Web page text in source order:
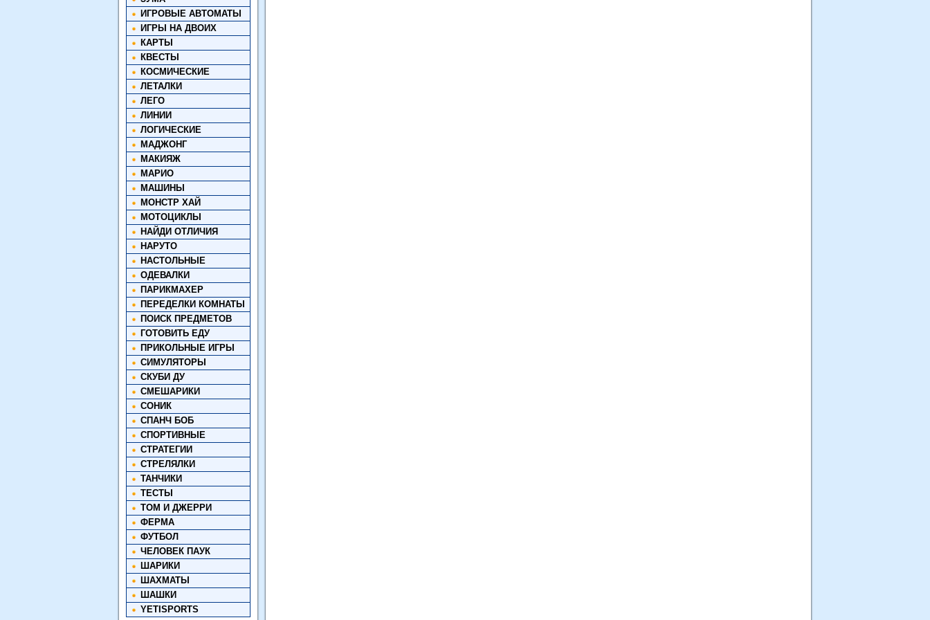
ИГРОВЫЕ АВТОМАТЫ
ИГРЫ НА ДВОИХ
КАРТЫ
КВЕСТЫ
КОСМИЧЕСКИЕ
ЛЕТАЛКИ
ЛЕГО
ЛИНИИ
ЛОГИЧЕСКИЕ
МАДЖОНГ
МАКИЯЖ
МАРИО
МАШИНЫ
МОНСТР ХАЙ
МОТОЦИКЛЫ
НАЙДИ ОТЛИЧИЯ
НАРУТО
НАСТОЛЬНЫЕ
ОДЕВАЛКИ
ПАРИКМАХЕР
ПЕРЕДЕЛКИ КОМНАТЫ
ПОИСК ПРЕДМЕТОВ
ГОТОВИТЬ ЕДУ
ПРИКОЛЬНЫЕ ИГРЫ
СИМУЛЯТОРЫ
СКУБИ ДУ
СМЕШАРИКИ
СОНИК
СПАНЧ БОБ
СПОРТИВНЫЕ
СТРАТЕГИИ
СТРЕЛЯЛКИ
ТАНЧИКИ
ТЕСТЫ
ТОМ И ДЖЕРРИ
ФЕРМА
ФУТБОЛ
ЧЕЛОВЕК ПАУК
ШАРИКИ
ШАХМАТЫ
ШАШКИ
YETISPORTS